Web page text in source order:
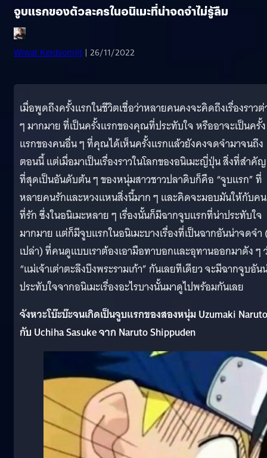
จูบแรกของตัวละครในอนิเมะที่น่าจดจำไม่รู้ลืม
Wiwat Kerdsomjit | 26/11/2022
เมื่อพูดถึงครั้งแรกในชีวิตเชื่อว่าหลายคนคงจะคิดถึงเรื่องราวต่
ๆ มากมาย ที่เป็นครั้งแรกของคุณที่ประทับใจ หรืออาจะเป็นครั้ง
แรกของคนอื่น ๆ ที่คุณได้เห็นครั้งแรกแล้วยังคงจดจำมาจนถึง
ตอนนี้ แต่เมื่อมาเป็นเรื่องราวในโลกของอนิเมะญี่ปุ่น สิ่งที่สำคัญ
ที่สุดเป็นอันดับต้น ๆ ของหนุ่มสาวชาวปลาดิบก็คือ “จูบแรก” ที่
หลายคนรักและหวงแหนสิ่งนี้มาก ๆ และคิดจะมอบมันให้กับคน
ที่รัก ซึ่งในอนิเมะหลาย ๆ เรื่องนั้นก็มีฉากจูบแรกที่น่าประทับใจ
มากมาย แต่ก็มีจูบแรกในอนิเมะบางเรื่องที่เป็นฉากอันน่าจดจำ
เปล่า) ที่คนดูแบบเราต้องเอามือทาบอกและอุทานออกมาดัง ๆ
“แม่เจ้าเต่าตะลึงบึงพระรามเก้า” กันเลยทีเดียว จะมีฉากจูบอัน
ประทับใจจากอนิเมะเรื่องอะไรบางนั้นมาดูไปพร้อมกันเลย
จังหวะโบ๊ะบ๊ะจนเกิดเป็นจูบแรกของสองหนุ่ม Uzumaki Naruto
กับ Uchiha Sasuke จาก Naruto Shippuden